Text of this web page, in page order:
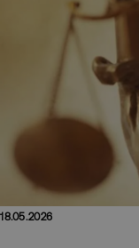
18.05.2026